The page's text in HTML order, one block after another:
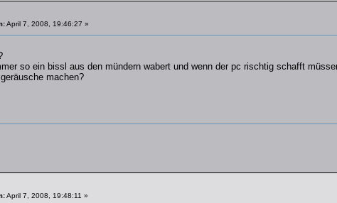
April 7, 2008, 19:46:27 »
so ein bissl aus den mündern wabert und wenn der pc rischtig schafft
machen?
April 7, 2008, 19:48:11 »